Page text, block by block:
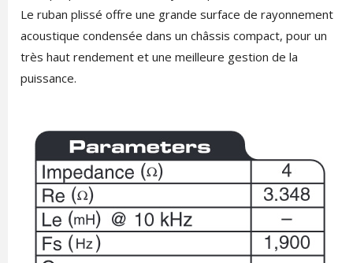
Le ruban plissé offre une grande surface de rayonnement
acoustique condensée dans un châssis compact, pour un
très haut rendement et une meilleure gestion de la
puissance.